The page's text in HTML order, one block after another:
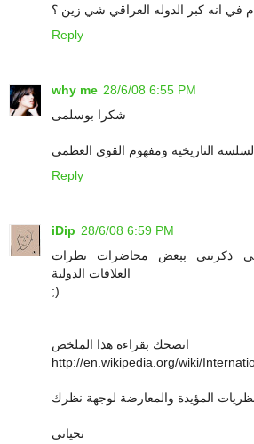
انه كبر الدوله العراقي شي زين ؟
Reply
why me 28/6/08 6:55 PM
شكرا بوسلمى
التاريخيه ومفهوم القوى العظمى
Reply
iDip 28/6/08 6:59 PM
ذكرتني ببعض محاضرات نظرات
العلاقات الدولية
;)
انصحك بقراءة هذا الملخص
http://en.wikipedia.org/wiki/
المؤيدة والمعارضة لوجهة نظرك
تحياتي